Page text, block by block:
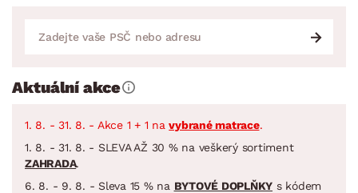
Aktuální akce
1. 8. - 31. 8. - Akce 1 + 1 navybrané matrace.
1. 8. - 31. 8. - SLEVA AŽ 30 % na veškerý sortiment
ZAHRADA.
6. 8. - 9. 8. - Sleva 15 % na BYTOVÉ DOPLŇKY s kódem